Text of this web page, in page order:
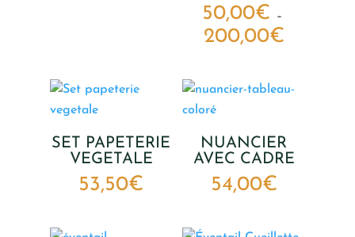
50,00€ –
200,00€
50,00€
200,00€
produit
variations.
Les
options
SET PAPETERIE
VEGETALE
53,50€
NUANCIER
AVEC CADRE
54,00€